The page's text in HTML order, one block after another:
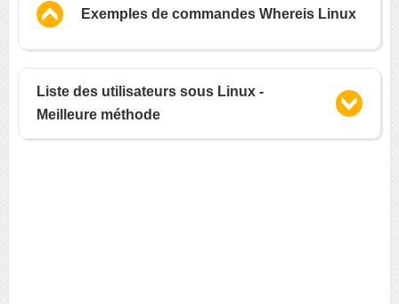
Exemples de commandes Whereis Linux
Liste des utilisateurs sous Linux -
Meilleure méthode